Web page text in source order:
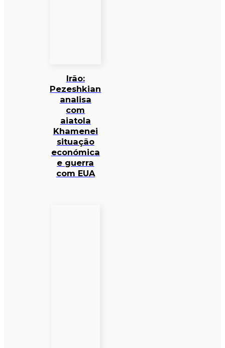
Irão:
Pezeshkian
analisa
com
aiatola
Khamenei
situação
económica
e guerra
com EUA